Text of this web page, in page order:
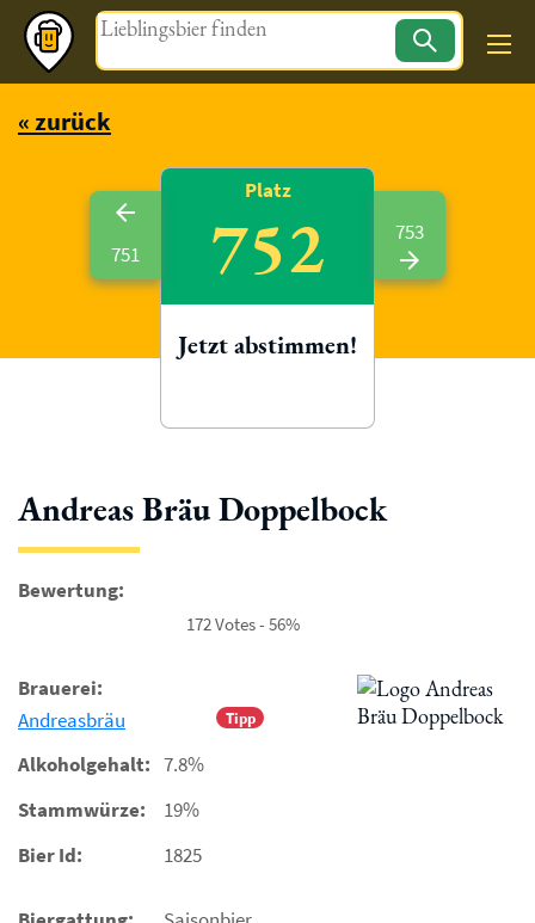
Magazin
« zurück
Andreas Bräu Doppelbock
Bewertung:
172 Votes - 56%
Brauerei:
Tipp
Andreasbräu
Alkoholgehalt: 7.8%
Stammwürze:
19%
Bier Id:
1825
751
Platz
752
Jetzt abstimmen!
753